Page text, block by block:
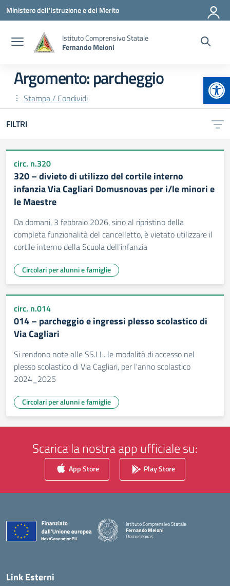
Vai ai contenuti
Vai al menu di navigazione
Vai al footer
Ministero dell'Istruzione e del Merito
Istituto Comprensivo Statale
Fernando Meloni
Argomento: parcheggio
Stampa / Condividi
FILTRI
circ. n.320
320 – divieto di utilizzo del cortile interno
infanzia Via Cagliari Domusnovas per i/le minori e
le Maestre
Da domani, 3 febbraio 2026, sino al ripristino della
completa funzionalità del cancelletto, è vietato utilizzare il
cortile interno della Scuola dell’infanzia
Circolari per alunni e famiglie
circ. n.014
014 – parcheggio e ingressi plesso scolastico di
Via Cagliari
Si rendono note alle SS.LL. le modalità di accesso nel
plesso scolastico di Via Cagliari, per l'anno scolastico
2024_2025
Circolari per alunni e famiglie
Scarica la nostra app ufficiale su:
App Store Play Store
Istituto Comprensivo Statale
Fernando Meloni
Domusnovas
Link Esterni